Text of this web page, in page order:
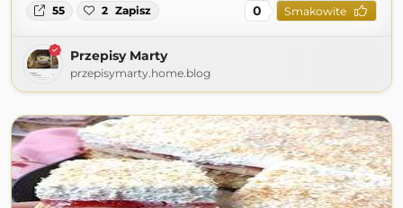
55 2 Zapisz 0 Smakowite
Przepisy Marty
przepisymarty.home.blog